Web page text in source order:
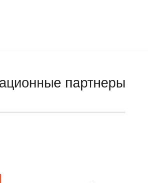
партнеры